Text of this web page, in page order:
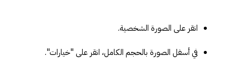
انقر على الصورة الشخصية.
في أسفل الصورة بالحجم الكامل، انقر على "خيارات".